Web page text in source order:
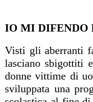
IO MI DIFENDO
Visti gli aberranti
lasciano sbigottiti
donne vittime di
sviluppata una